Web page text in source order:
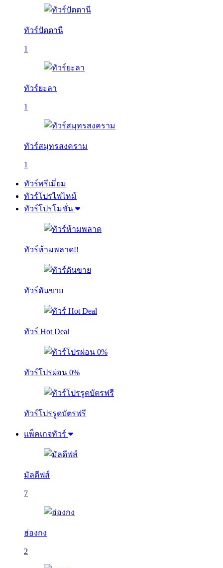
ทัวร์ปัตตานี
1
ทัวร์ยะลา
1
ทัวร์สมุทรสงคราม
1
ทัวร์พรีเมี่ยม
ทัวร์โปรไฟไหม้
ทัวร์โปรโมชั่น
ทัวร์ห้ามพลาด!!
ทัวร์ดันขาย
ทัวร์ Hot Deal
ทัวร์โปรผ่อน 0%
ทัวร์โปรรูดบัตรฟรี
แพ็คเกจทัวร์
มัลดีฟส์
7
ฮ่องกง
2